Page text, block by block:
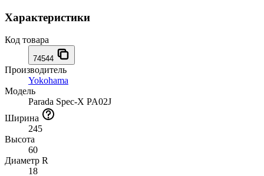
Характеристики
Код товара
74544
Производитель
Yokohama
Модель
Parada Spec-X PA02J
Ширина
245
Высота
60
Диаметр R
18